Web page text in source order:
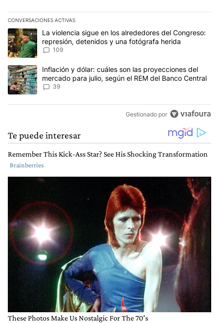
CONVERSACIONES ACTIVAS
Este listado muestra los artículos con más comentarios en los
Un artículo de tendencia con el título "La violencia sigue en los
La violencia sigue en los alrededores del Congreso:
represión, detenidos y una fotógrafa herida
109
Un artículo de tendencia con el título "Inflación y dólar: cuáles
Inflación y dólar: cuáles son las proyecciones del
mercado para julio, según el REM del Banco Central
39
Gestionado por